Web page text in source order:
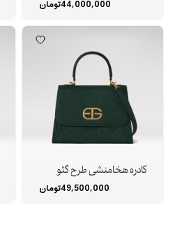
44,000,000تومان
کادره هخامنشی طرح گئو
49,500,000تومان